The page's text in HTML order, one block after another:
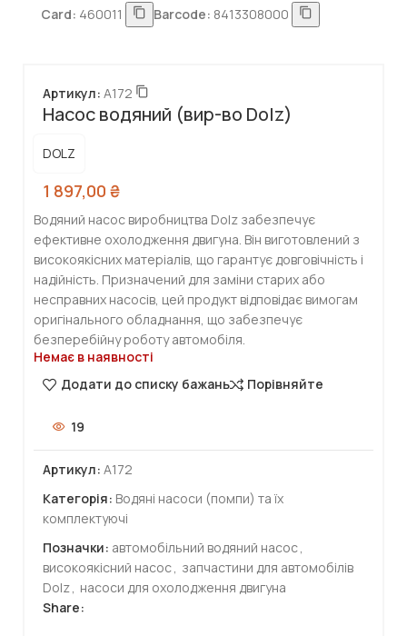
Card: 460011 Barcode: 8413308000
Насос водяний (вир-во Dolz)
Артикул: A172
DOLZ
1 897,00 ₴
Водяний насос виробництва Dolz забезпечує
ефективне охолодження двигуна. Він виготовлений з
високоякісних матеріалів, що гарантує довговічність і
надійність. Призначений для заміни старих або
несправних насосів, цей продукт відповідає вимогам
оригінального обладнання, що забезпечує
безперебійну роботу автомобіля.
Немає в наявності
Додати до списку бажань
Порівняйте
19
Артикул: A172
Категорія: Водяні насоси (помпи) та їх
комплектуючі
Позначки: автомобільний водяний насос,
високоякісний насос, запчастини для автомобілів
Dolz, насоси для охолодження двигуна
Share: